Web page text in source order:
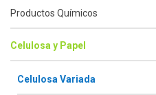
Productos Químicos
Celulosa y Papel
Celulosa Variada